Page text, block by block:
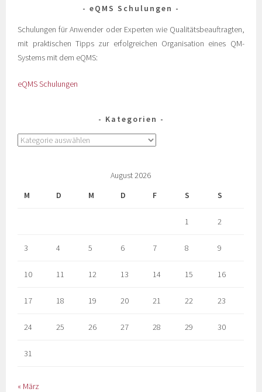
eQMS Schulungen
Schulungen für Anwender oder Experten wie Qualitätsbeauftragten,
mit praktischen Tipps zur erfolgreichen Organisation eines QM-
Systems mit dem eQMS:
eQMS Schulungen
Kategorien
August 2026
M
D M D F S S
1 2
3 4 5 6 7 8 9
10 11 12 13 14 15 16
17 18 19 20 21 22 23
24 25 26 27 28 29 30
31
« März